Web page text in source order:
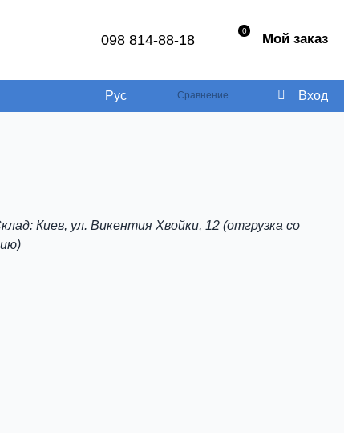
098 814-88-18
0 Мой заказ
Рус Сравнение Вход
Киев, ул. Викентия Хвойки, 12 (отгрузка со